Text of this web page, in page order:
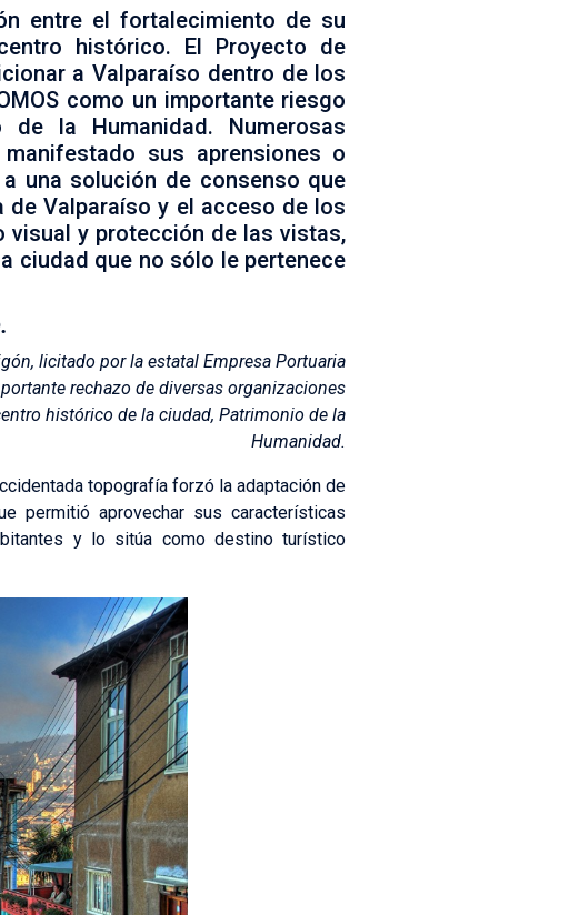
entre el fortalecimiento de su
histórico. El Proyecto de
a Valparaíso dentro de los
como un importante riesgo
la Humanidad. Numerosas
sus aprensiones o
una solución de consenso que
Valparaíso y el acceso de los
y protección de las vistas,
ciudad que no sólo le pertenece
licitado por la estatal Empresa Portuaria
rechazo de diversas organizaciones
histórico de la ciudad, Patrimonio de la
Humanidad.
topografía forzó la adaptación de
permitió aprovechar sus características
y lo sitúa como destino turístico